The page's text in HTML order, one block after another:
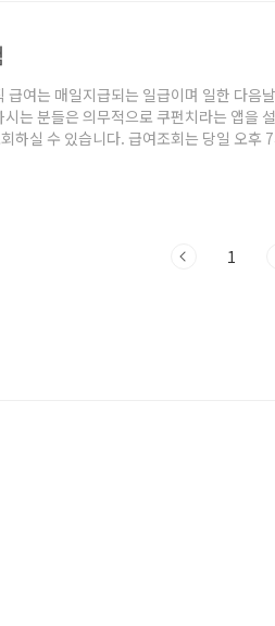
급여는 매일지급되는 일급이며 일한 다음
는 분들은 의무적으로 쿠펀치라는 앱을
하실 수 있습니다. 급여조회는 당일 오후
하는 일, 요일, 추가수당인 공휴일수당과
1